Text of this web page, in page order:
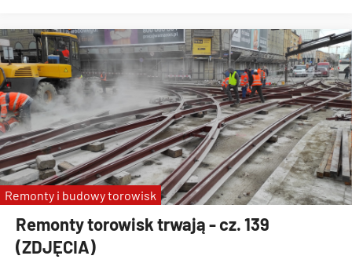
Remonty torowisk trwają - cz. 139
(ZDJĘCIA)
Remonty i budowy torowisk